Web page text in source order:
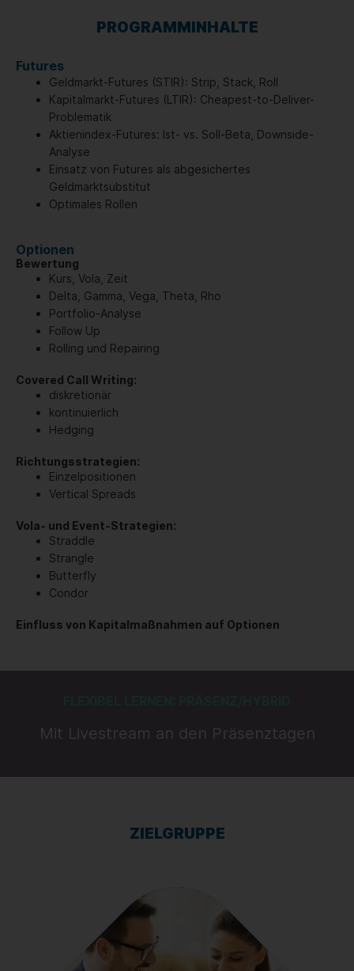
PROGRAMMINHALTE
Futures
Geldmarkt-Futures (STIR): Strip, Stack, Roll
Kapitalmarkt-Futures (LTIR): Cheapest-to-Deliver-
Problematik
Aktienindex-Futures: Ist- vs. Soll-Beta, Downside-
Analyse
Einsatz von Futures als abgesichertes
Geldmarktsubstitut
Optimales Rollen
Optionen
Bewertung
Kurs, Vola, Zeit
Delta, Gamma, Vega, Theta, Rho
Portfolio-Analyse
Follow Up
Rolling und Repairing
Covered Call Writing:
diskretionär
kontinuierlich
Hedging
Richtungsstrategien:
Einzelpositionen
Vertical Spreads
Vola- und Event-Strategien:
Straddle
Strangle
Butterfly
Condor
Einfluss von Kapitalmaßnahmen auf Optionen
Mit Livestream an den Präsenztagen
ZIELGRUPPE